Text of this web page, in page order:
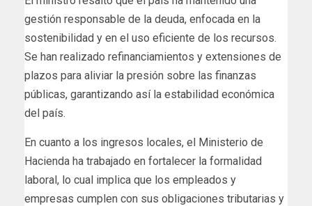
gestión responsable de la deuda, enfocada en la
sostenibilidad y en el uso eficiente de los recursos.
Se han realizado refinanciamientos y extensiones de
plazos para aliviar la presión sobre las finanzas
públicas, garantizando así la estabilidad económica
del país.
En cuanto a los ingresos locales, el Ministerio de
Hacienda ha trabajado en fortalecer la formalidad
laboral, lo cual implica que los empleados y
empresas cumplen con sus obligaciones tributarias y